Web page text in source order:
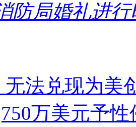
防局婚礼进
无法兑现为美
万美元予